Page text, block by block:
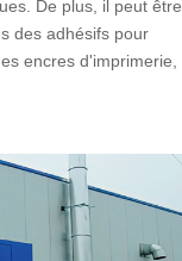
De plus, il peut être
des adhésifs pour
encres d'imprimerie,